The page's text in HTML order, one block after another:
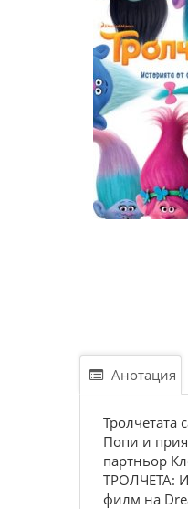
Анотация
Тролчетата
Попи и
партньор
ТРОЛЧЕТА:
филм на